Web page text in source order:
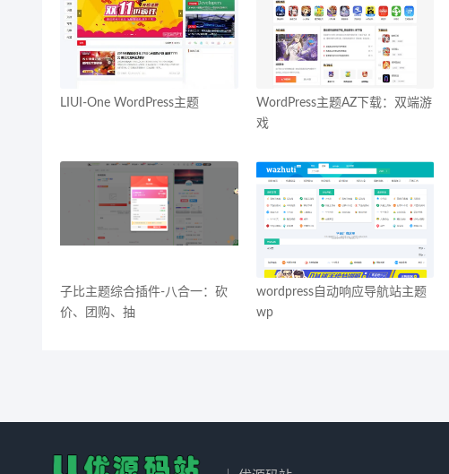
LIUI-One WordPress主题
WordPress主题AZ下载：双端游
戏
子比主题综合插件-八合一：砍
价、团购、抽
wordpress自动响应导航站主题
wp